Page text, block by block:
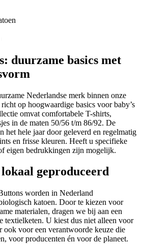
duurzame basics met
Nederlandse merk binnen onze
op hoogwaardige basics voor baby’s
omvat comfortabele T-shirts,
in de maten 50/56 t/m 86/92. De
het hele jaar door geleverd en regelmatig
en frisse kleuren. Heeft u specifieke
eigen bedrukkingen zijn mogelijk.
lokaal geproduceerd
worden in Nederland
katoen. Door te kiezen voor
materialen, dragen we bij aan een
textielketen. U kiest dus niet alleen voor
voor een verantwoorde keuze die
voor producenten én voor de planeet.